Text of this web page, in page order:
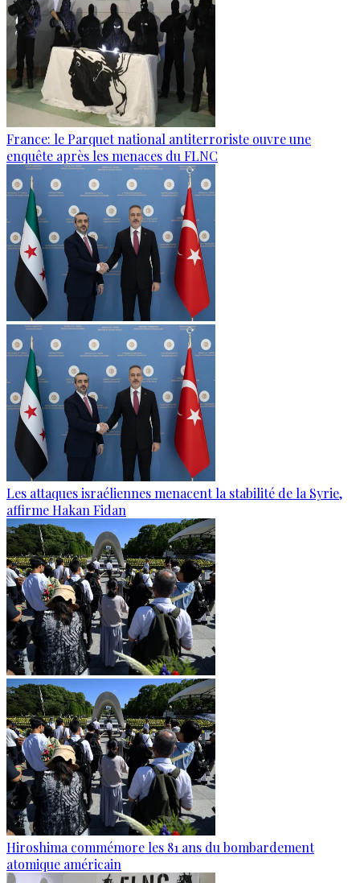
France: le Parquet national antiterroriste ouvre une
enquête après les menaces du FLNC
Les attaques israéliennes menacent la stabilité de la Syrie,
affirme Hakan Fidan
Hiroshima commémore les 81 ans du bombardement
atomique américain